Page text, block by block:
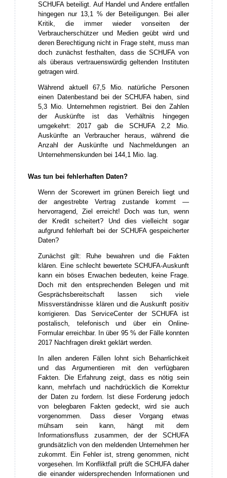
SCHUFA beteiligt. Auf Handel und Andere entfallen
hingegen nur 13,1 % der Beteiligungen. Bei aller
Kritik, die immer wieder vonseiten der
Verbraucherschützer und Medien geübt wird und
deren Berechtigung nicht in Frage steht, muss man
doch zunächst festhalten, dass die SCHUFA von
als überaus vertrauenswürdig geltenden Instituten
getragen wird.
Während aktuell 67,5 Mio. natürliche Personen
einen Datenbestand bei der SCHUFA haben, sind
5,3 Mio. Unternehmen registriert. Bei den Zahlen
der Auskünfte ist das Verhältnis hingegen
umgekehrt: 2017 gab die SCHUFA 2,2 Mio.
Auskünfte an Verbraucher heraus, während die
Anzahl der Auskünfte und Nachmeldungen an
Unternehmenskunden bei 144,1 Mio. lag.
Was tun bei fehlerhaften Daten?
Wenn der Scorewert im grünen Bereich liegt und
der angestrebte Vertrag zustande kommt —
hervorragend, Ziel erreicht! Doch was tun, wenn
der Kredit scheitert? Und dies vielleicht sogar
aufgrund fehlerhaft bei der SCHUFA gespeicherter
Daten?
Zunächst gilt: Ruhe bewahren und die Fakten
klären. Eine schlecht bewertete SCHUFA-Auskunft
kann ein böses Erwachen bedeuten, keine Frage.
Doch mit den entsprechenden Belegen und mit
Gesprächsbereitschaft lassen sich viele
Missverständnisse klären und die Auskunft positiv
korrigieren. Das ServiceCenter der SCHUFA ist
postalisch, telefonisch und über ein Online-
Formular erreichbar. In über 95 % der Fälle konnten
2017 Nachfragen direkt geklärt werden.
In allen anderen Fällen lohnt sich Beharrlichkeit
und das Argumentieren mit den verfügbaren
Fakten. Die Erfahrung zeigt, dass es nötig sein
kann, mehrfach und nachdrücklich die Korrektur
der Daten zu fordern. Ist diese Forderung jedoch
von belegbaren Fakten gedeckt, wird sie auch
vorgenommen. Dass dieser Vorgang etwas
mühsam sein kann, hängt mit dem
Informationsfluss zusammen, der der SCHUFA
grundsätzlich von den meldenden Unternehmen her
zukommt. Ein Fehler ist, streng genommen, nicht
vorgesehen. Im Konfliktfall prüft die SCHUFA daher
die einander widersprechenden Informationen und